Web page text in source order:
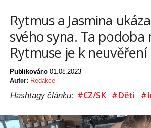
Rytmus a Jasmina
svého syna. Ta podoba
Rytmuse je k neuvěření
Publikováno 01.08.2023
Autor: Redakce
Hashtagy článku: #CZ/SK #Děti